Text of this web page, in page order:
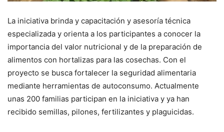
La iniciativa brinda y capacitación y asesoría técnica
especializada y orienta a los participantes a conocer la
importancia del valor nutricional y de la preparación de
alimentos con hortalizas para las cosechas. Con el
proyecto se busca fortalecer la seguridad alimentaria
mediante herramientas de autoconsumo. Actualmente
unas 200 familias participan en la iniciativa y ya han
recibido semillas, pilones, fertilizantes y plaguicidas.